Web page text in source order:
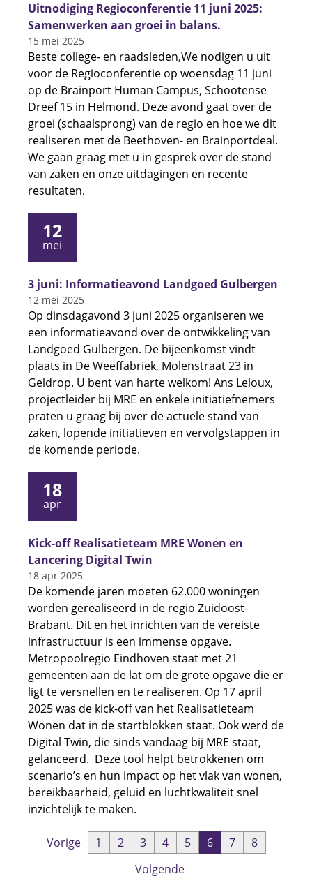
Uitnodiging Regioconferentie 11 juni 2025:
Samenwerken aan groei in balans.
15 mei 2025
Beste college- en raadsleden,We nodigen u uit
voor de Regioconferentie op woensdag 11 juni
op de Brainport Human Campus, Schootense
Dreef 15 in Helmond. Deze avond gaat over de
groei (schaalsprong) van de regio en hoe we dit
realiseren met de Beethoven- en Brainportdeal.
We gaan graag met u in gesprek over de stand
van zaken en onze uitdagingen en recente
resultaten.
12
mei
3 juni: Informatieavond Landgoed Gulbergen
12 mei 2025
Op dinsdagavond 3 juni 2025 organiseren we
een informatieavond over de ontwikkeling van
Landgoed Gulbergen. De bijeenkomst vindt
plaats in De Weeffabriek, Molenstraat 23 in
Geldrop. U bent van harte welkom! Ans Leloux,
projectleider bij MRE en enkele initiatiefnemers
praten u graag bij over de actuele stand van
zaken, lopende initiatieven en vervolgstappen in
de komende periode.
18
apr
Kick-off Realisatieteam MRE Wonen en
Lancering Digital Twin
18 apr 2025
De komende jaren moeten 62.000 woningen
worden gerealiseerd in de regio Zuidoost-
Brabant. Dit en het inrichten van de vereiste
infrastructuur is een immense opgave.
Metropoolregio Eindhoven staat met 21
gemeenten aan de lat om de grote opgave die er
ligt te versnellen en te realiseren. Op 17 april
2025 was de kick-off van het Realisatieteam
Wonen dat in de startblokken staat. Ook werd de
Digital Twin, die sinds vandaag bij MRE staat,
gelanceerd. Deze tool helpt betrokkenen om
scenario’s en hun impact op het vlak van wonen,
bereikbaarheid, geluid en luchtkwaliteit snel
inzichtelijk te maken.
Vorige 1 2 3 4 5 6 7
8
Volgende